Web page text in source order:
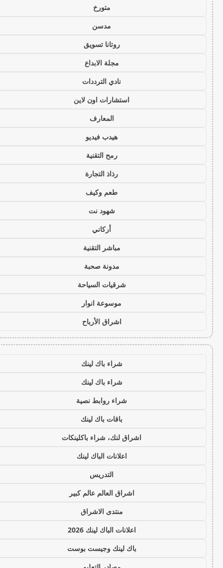
متورخ
مدسن
روتانا تسويق
مجلة الابداع
نادي الترددات
استشارات اون لاين
المعارف
هيدب فيديو
رمح التقنية
رذاذ التجارة
طعم وكيف
شهود نت
أركاني
مباشر التقنية
مدونة صحبة
شرقيات السياحة
موسوعة انوار
اشراق الأرباح
شراء باك لينك
شراء باك لينك
شراء روابط نصية
باقات باك لينك
اشراق لنك، شراء باكلينكات
اعلانات الباك لينك
التدريس
اشراق العالم عالم كبير
منتدى الاشراق
اعلانات الباك لينك 2026
باك لينك وجيست بوست